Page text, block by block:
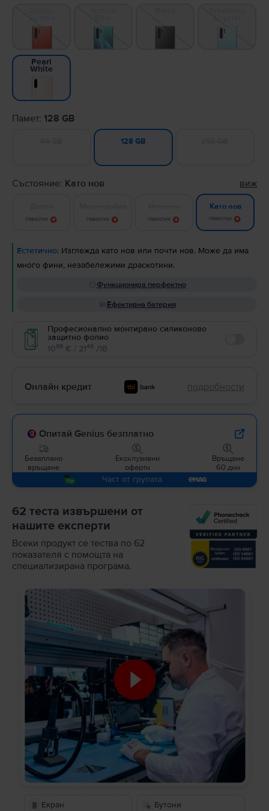
Pearl
White
Памет: 128 GB
128 GB
Състояние: Като нов виж
Известие Известие Известие
Като нов
Известие
Естетично: Изглежда като нов или почти нов. Може да има
много фини, незабележими драскотини.
Функционира перфектно
Ефективна батерия
Професионално монтирано силиконово
защитно фолио
1099 € / 2149 ЛВ
Онлайн кредит подробности
Опитай Genius безплатно
Безаплано
връщане
Ексклузивни
оферти
Връщане
60 дни
Част от групата
62 теста извършени от
нашите експерти
Всеки продукт се тества по 62
показателя с помощта на
специализирана програма.
Екран Бутони